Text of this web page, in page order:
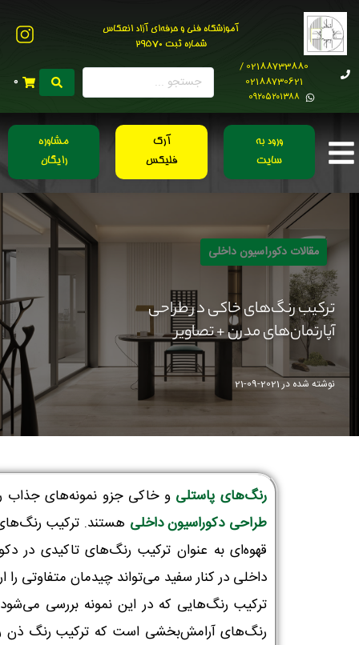
آموزشگاه فنی و حرفه‌ای آزاد انعکاس
شماره ثبت 29570
02188733880 /
02188730621
0۹۲۰۵۲۰۱۳۸۸
0
ورود به
سایت
آرک
فلیکس
مشاوره
رایگان
مقالات دکوراسیون داخلی
ترکیب رنگ‌های خاکی در طراحی
آپارتمان‌های مدرن + تصاویر
نوشته شده در2021-09-21
رنگ‌های پاستلی و خاکی جزو نمونه‌های جذاب
طراحی دکوراسیون داخلی هستند. ترکیب
قهوه‌ای به عنوان ترکیب رنگ‌های تاکیدی در
داخلی در کنار سفید می‌تواند چیدمان متفاوتی را
ترکیب رنگ‌هایی که در این نمونه بررسی
رنگ‌های آرامش‌بخشی است که ترکیب رنگ ذن